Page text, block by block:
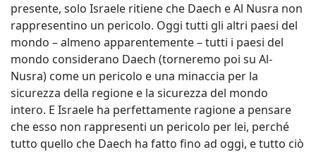
presente, solo Israele ritiene che Daech e Al Nusra non
rappresentino un pericolo. Oggi tutti gli altri paesi del
mondo – almeno apparentemente – tutti i paesi del
mondo considerano Daech (torneremo poi su Al-
Nusra) come un pericolo e una minaccia per la
sicurezza della regione e la sicurezza del mondo
intero. E Israele ha perfettamente ragione a pensare
che esso non rappresenti un pericolo per lei, perché
tutto quello che Daech ha fatto fino ad oggi, e tutto ciò